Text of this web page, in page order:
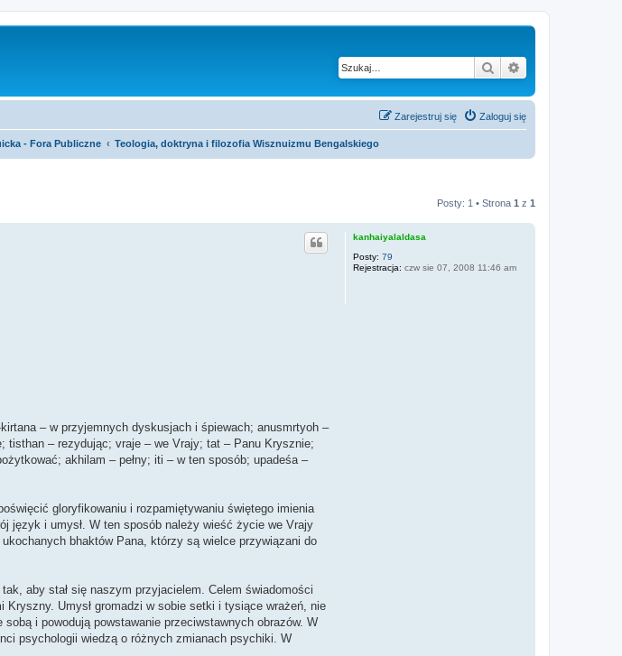
Szukaj
Zaloguj się
Zarejestruj się
- Fora Publiczne Teologia, doktryna i filozofia Wisznuizmu Bengalskiego
Posty: 1 • Strona 1 z 1
kanhaiyalaldasa
Posty: 79
Rejestracja: czw sie 07, 2008 11:46 am
– w przyjemnych dyskusjach i śpiewach; anusmrtyoh –
tisthan – rezydując; vraje – we Vrajy; tat – Panu Krysznie;
akhilam – pełny; iti – w ten sposób; upadeśa –
gloryfikowaniu i rozpamiętywaniu świętego imienia
język i umysł. W ten sposób należy wieść życie we Vrajy
bhaktów Pana, którzy są wielce przywiązani do
aby stał się naszym przyjacielem. Celem świadomości
Umysł gromadzi w sobie setki i tysiące wrażeń, nie
i powodują powstawanie przeciwstawnych obrazów. W
psychologii wiedzą o różnych zmianach psychiki. W